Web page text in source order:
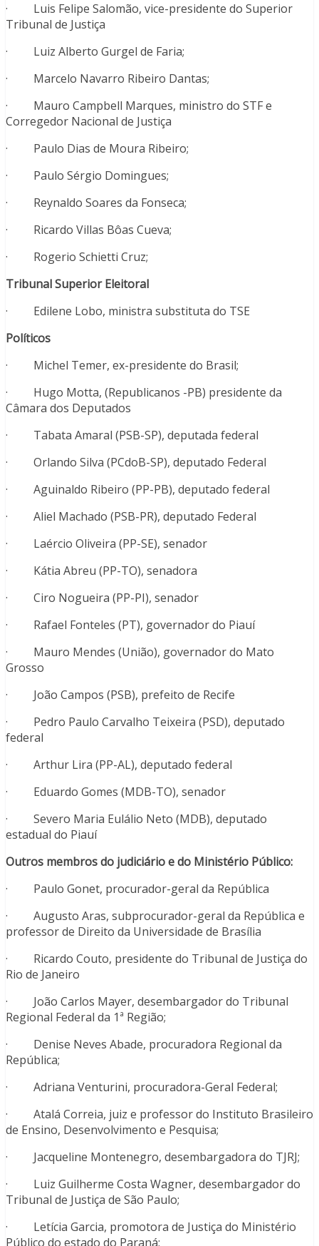
· Luis Felipe Salomão, vice-presidente do Superior
Tribunal de Justiça
· Luiz Alberto Gurgel de Faria;
· Marcelo Navarro Ribeiro Dantas;
· Mauro Campbell Marques, ministro do STF e
Corregedor Nacional de Justiça
· Paulo Dias de Moura Ribeiro;
· Paulo Sérgio Domingues;
· Reynaldo Soares da Fonseca;
· Ricardo Villas Bôas Cueva;
· Rogerio Schietti Cruz;
Tribunal Superior Eleitoral
· Edilene Lobo, ministra substituta do TSE
Políticos
· Michel Temer, ex-presidente do Brasil;
· Hugo Motta, (Republicanos -PB) presidente da
Câmara dos Deputados
· Tabata Amaral (PSB-SP), deputada federal
· Orlando Silva (PCdoB-SP), deputado Federal
· Aguinaldo Ribeiro (PP-PB), deputado federal
· Aliel Machado (PSB-PR), deputado Federal
· Laércio Oliveira (PP-SE), senador
· Kátia Abreu (PP-TO), senadora
· Ciro Nogueira (PP-PI), senador
· Rafael Fonteles (PT), governador do Piauí
· Mauro Mendes (União), governador do Mato
Grosso
· João Campos (PSB), prefeito de Recife
· Pedro Paulo Carvalho Teixeira (PSD), deputado
federal
· Arthur Lira (PP-AL), deputado federal
· Eduardo Gomes (MDB-TO), senador
· Severo Maria Eulálio Neto (MDB), deputado
estadual do Piauí
Outros membros do judiciário e do Ministério Público:
· Paulo Gonet, procurador-geral da República
· Augusto Aras, subprocurador-geral da República e
professor de Direito da Universidade de Brasília
· Ricardo Couto, presidente do Tribunal de Justiça do
Rio de Janeiro
· João Carlos Mayer, desembargador do Tribunal
Regional Federal da 1ª Região;
· Denise Neves Abade, procuradora Regional da
República;
· Adriana Venturini, procuradora-Geral Federal;
· Atalá Correia, juiz e professor do Instituto Brasileiro
de Ensino, Desenvolvimento e Pesquisa;
· Jacqueline Montenegro, desembargadora do TJRJ;
· Luiz Guilherme Costa Wagner, desembargador do
Tribunal de Justiça de São Paulo;
· Letícia Garcia, promotora de Justiça do Ministério
Público do estado do Paraná;